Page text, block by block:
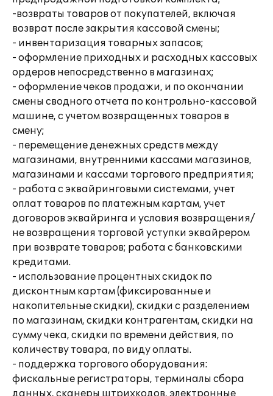
-возвраты товаров от покупателей, включая
возврат после закрытия кассовой смены;
- инвентаризация товарных запасов;
- оформление приходных и расходных кассовых
ордеров непосредственно в магазинах;
- оформление чеков продажи, и по окончании
смены сводного отчета по контрольно-кассовой
машине, с учетом возвращенных товаров в
смену;
- перемещение денежных средств между
магазинами, внутренними кассами магазинов,
магазинами и кассами торгового предприятия;
- работа с эквайринговыми системами, учет
оплат товаров по платежным картам, учет
договоров эквайринга и условия возвращения/
не возвращения торговой уступки эквайрером
при возврате товаров; работа с банковскими
кредитами.
- использование процентных скидок по
дисконтным картам (фиксированные и
накопительные скидки), скидки с разделением
по магазинам, скидки контрагентам, скидки на
сумму чека, скидки по времени действия, по
количеству товара, по виду оплаты.
- поддержка торгового оборудования:
фискальные регистраторы, терминалы сбора
данных, сканеры штрихкодов, электронные